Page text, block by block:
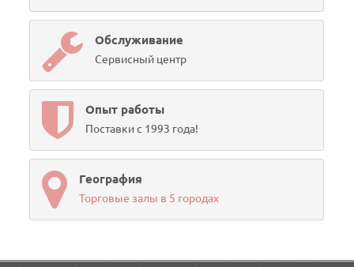
Обслуживание
Сервисный центр
Опыт работы
Поставки с 1993 года!
География
Торговые залы в 5 городах